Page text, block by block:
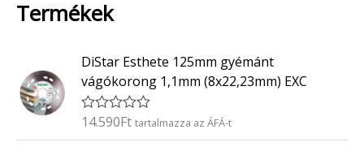
Termékek
DiStar Esthete 125mm gyémánt
vágókorong 1,1mm (8x22,23mm) EXC
É14.590Ft tartalmazza az ÁFÁ-t